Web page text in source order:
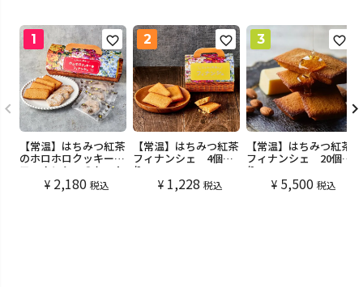
【常温】はちみつ紅茶
のホロホロクッキーと
フィナンシェのセット
(10個入)
¥ 2,180 税込
【常温】はちみつ紅茶
フィナンシェ 4個入
り
¥ 1,228 税込
【常温】はちみつ紅茶
フィナンシェ 20個入
り
¥ 5,500 税込